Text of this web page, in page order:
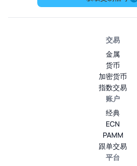
交易
金属
货币
加密货币
指数交易
账户
经典
ECN
PAMM
跟单交易
平台